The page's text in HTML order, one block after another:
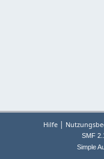
Hilfe |
SMF
Simple